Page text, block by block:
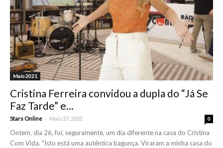
Maio 2021
Cristina Ferreira convidou a dupla do “Já Se
Faz Tarde” e...
Stars Online - Maio 27, 2021 0
Ontem, dia 26, foi, seguramente, um dia diferente na casa do Cristina
Com Vida. "Isto está uma autêntica bagunça. Viraram a minha casa do